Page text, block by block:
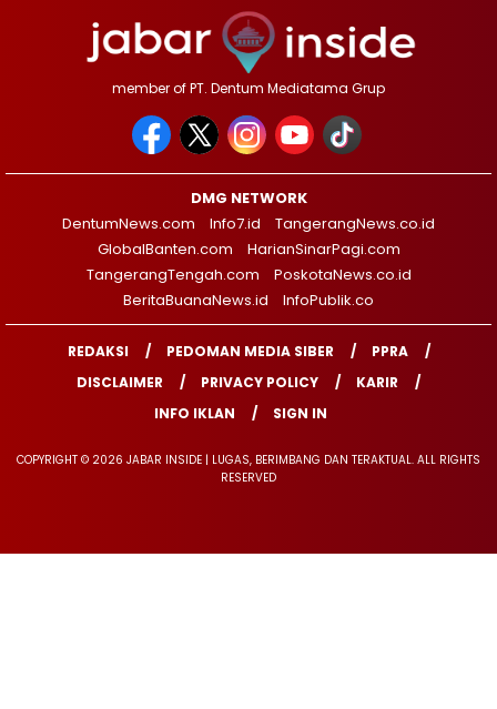
member of PT. Dentum Mediatama Grup
DMG NETWORK
DentumNews.com
Info7.id
TangerangNews.co.id
GlobalBanten.com
HarianSinarPagi.com
TangerangTengah.com
PoskotaNews.co.id
BeritaBuanaNews.id
InfoPublik.co
REDAKSI PEDOMAN MEDIA SIBER
PPRA
DISCLAIMER
PRIVACY POLICY
KARIR
INFO IKLAN
SIGN IN
COPYRIGHT © 2026 JABAR INSIDE | LUGAS, BERIMBANG DAN TERAKTUAL. ALL RIGHTS
RESERVED